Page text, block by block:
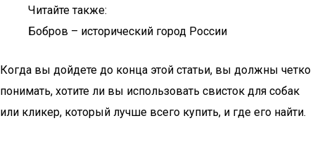
Читайте также:
Бобров – исторический город России
Когда вы дойдете до конца этой статьи, вы должны четко
понимать, хотите ли вы использовать свисток для собак
или кликер, который лучше всего купить, и где его найти.